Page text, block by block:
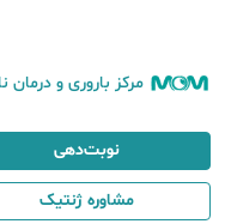
مرکز باروری و درمان
نوبت‌دهی
مشاوره ژنتیک